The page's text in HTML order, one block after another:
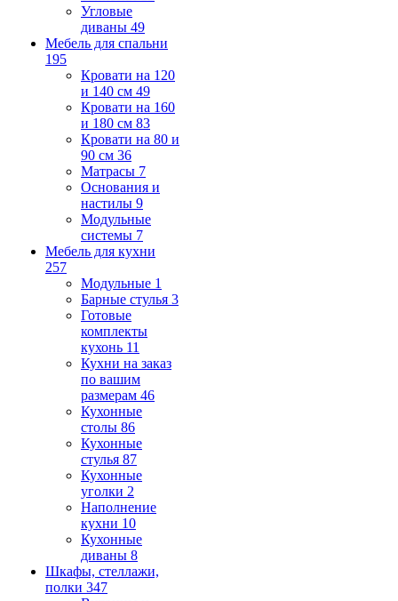
Угловые
диваны 49
Мебель для спальни
195
Кровати на 120
и 140 см 49
Кровати на 160
и 180 см 83
Кровати на 80 и
90 см 36
Матрасы 7
Основания и
настилы 9
Модульные
системы 7
Мебель для кухни
257
Модульные 1
Барные стулья 3
Готовые
комплекты
кухонь 11
Кухни на заказ
по вашим
размерам 46
Кухонные
столы 86
Кухонные
стулья 87
Кухонные
уголки 2
Наполнение
кухни 10
Кухонные
диваны 8
Шкафы, стеллажи,
полки 347